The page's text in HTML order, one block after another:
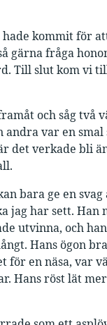
kommit för
gärna fråga
Till slut kom vi
och såg två
var en
det verkade bli
bara ge en
jag har sett.
utvinna, och
Hans ögon
för en näsa, var
Hans röst lät